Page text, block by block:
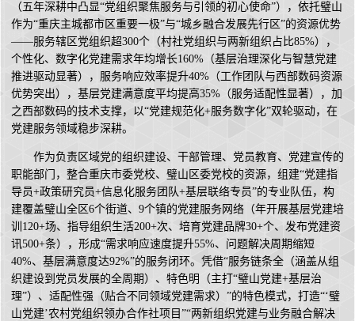
（五年深耕中凸显“党组织聚焦服务与引领的初心使命”），依托璧山
作为“重庆主城都市区重要一极”与“城乡融合发展先行区”的资源优势
——服务辖区党组织超300个（村社党组织与两新组织占比85%），
个性化、数字化党建需求年均增长160%（基层治理深化与智慧党建
推进驱动显著），服务响应效率提升40%（工作团队与西部数码资源
优势突出），基层党建满意度平均提高35%（服务适配性显著），加
之西部数码的技术支撑，以“党建规范化+服务数字化”双轮驱动，在
党建服务领域稳步深耕。
作为负责区域党的组织建设、干部管理、党员教育、党建宣传的
职能部门，整合重庆市委党校、璧山区委党校的资源，组建“党建指
导员+政策研究员+信息化服务团队+基层联络专员”的专业队伍，构
建覆盖璧山全区6个街道、9个镇的党建服务网络（年开展基层党建培
训120+场、指导组织生活200+次、培育党建品牌30+个、发布党建资
讯500+条），形成“需求响应速度提升55%、问题解决周期缩短
40%、基层满意度达92%”的服务闭环。凭借“服务链条全（涵盖从组
织建设到党员发展的全周期）、特色明（主打“璧山党建+基层治
理”）、适配性强（贴合不同领域党建需求）”的特色模式，打造“‘璧
山党建’农村党组织领办合作社项目”“两新组织党建与业务融合解决